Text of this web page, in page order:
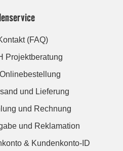
(FAQ)
Projektberatung
und Lieferung
und Rechnung
und Reklamation
& Kundenkonto-ID